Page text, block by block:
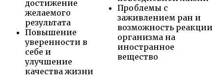
достижение
желаемого
результата
Повышение
уверенности в
себе и
улучшение
качества жизни
Проблемы с
заживлением ран и
возможность реакции
организма на
иностранное
вещество